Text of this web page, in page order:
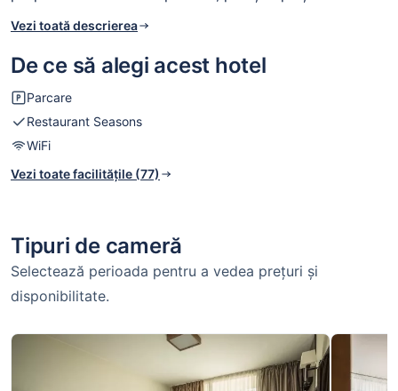
Acest hotel pune la dispoziție loc de joacă copii,
camere și în toate zonele publice. Cele 5 restaurante a
la carte oferă o călătorie culinară internațională, cu
preparate internaţională, disponibile în cadrul hotelului.
Vezi toată descrierea
De ce să alegi acest hotel
Parcare
Restaurant Seasons
WiFi
Vezi toate facilitățile (77)
Tipuri de cameră
Selectează perioada pentru a vedea prețuri și
disponibilitate.